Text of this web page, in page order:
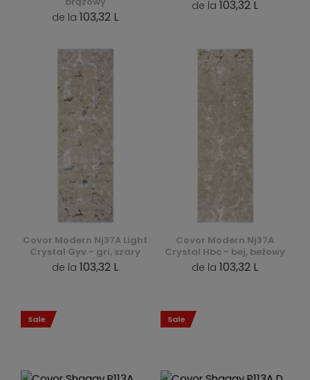
de la 103,32 L
de la 103,32 L
Covor Modern Nj37A Light
Crystal Gyv - gri, szary
de la 103,32 L
Covor Modern Nj37A
Crystal Hbc - bej, beżowy
de la 103,32 L
Sale Sale